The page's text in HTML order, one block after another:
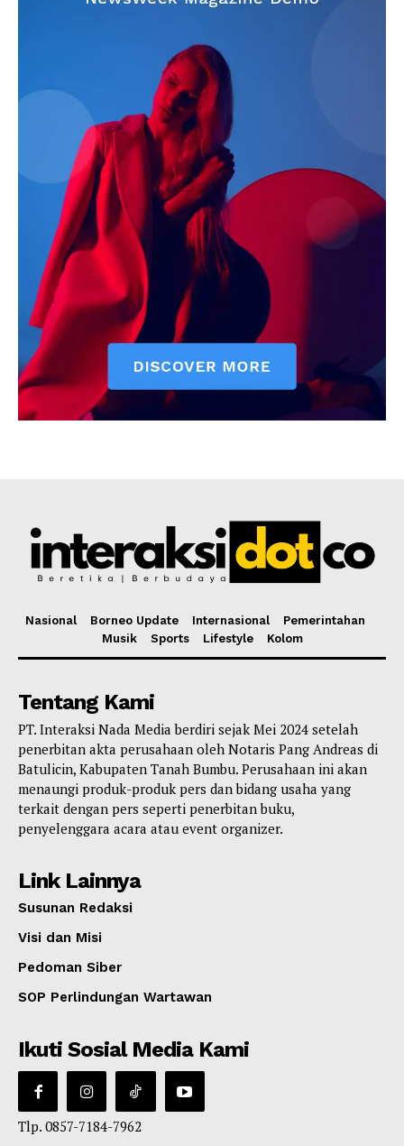
Nasional Borneo Update Internasional
Pemerintahan
Musik
Sports Lifestyle Kolom
Tentang Kami
PT. Interaksi Nada Media berdiri sejak Mei 2024 setelah
penerbitan akta perusahaan oleh Notaris Pang Andreas di
Batulicin, Kabupaten Tanah Bumbu. Perusahaan ini akan
menaungi produk-produk pers dan bidang usaha yang
terkait dengan pers seperti penerbitan buku,
penyelenggara acara atau event organizer.
Link Lainnya
Susunan Redaksi
Visi dan Misi
Pedoman Siber
SOP Perlindungan Wartawan
Ikuti Sosial Media Kami
Tlp. 0857-7184-7962